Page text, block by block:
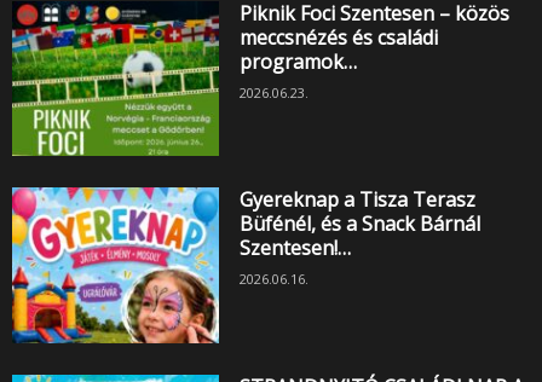
Piknik Foci Szentesen – közös
meccsnézés és családi
programok…
2026.06.23.
Gyereknap a Tisza Terasz
Büfénél, és a Snack Bárnál
Szentesen!…
2026.06.16.